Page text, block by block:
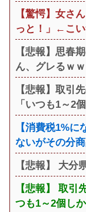
【驚愕】女
っと！」←こ
【悲報】思春
ん、グレるｗ
【悲報】取引
「いつも1～2
【消費税1%
ないがその分
【悲報】 大分
【悲報】 取引
つも1～2個し